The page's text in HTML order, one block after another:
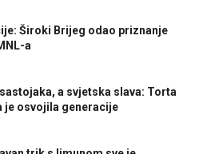
Široki Brijeg odao priznanje
a
a svjetska slava: Torta
je osvojila generacije